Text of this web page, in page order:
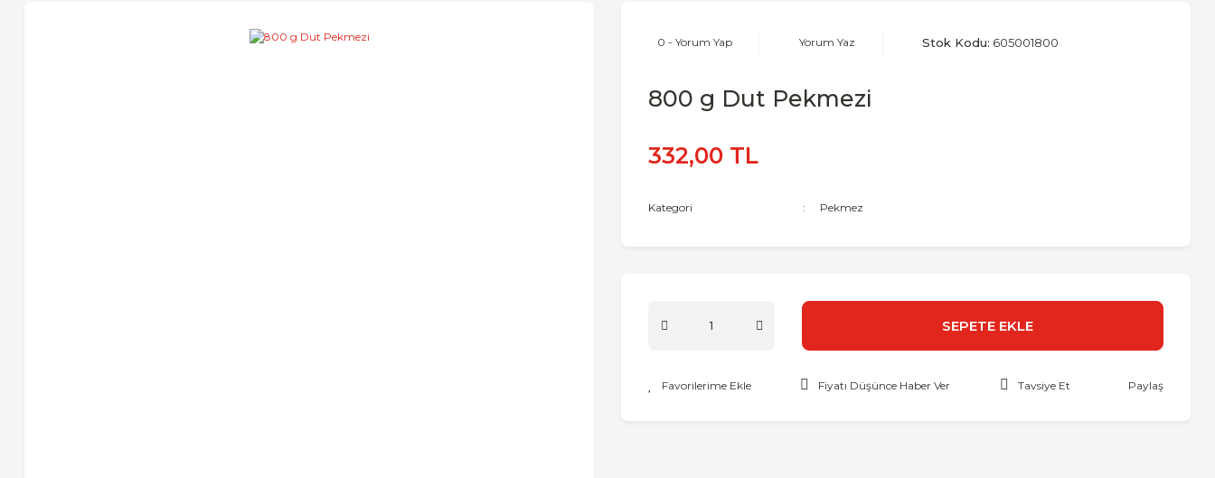
0 - Yorum Yap Yorum Yaz Stok Kodu: 605001800
800 g Dut Pekmezi
332,00 TL
Kategori Pekmez
SEPETE EKLE
Fiyatı Düşünce Haber Ver Tavsiye Et Paylaş